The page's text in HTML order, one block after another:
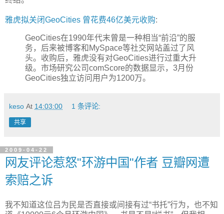
雅虎拟关闭GeoCities 曾花费46亿美元收购:
GeoCities在1990年代末曾是一种相当“前沿”的服
务，后来被博客和MySpace等社交网站盖过了风
头。收购后，雅虎没有对GeoCities进行过重大升
级。市场研究公司comScore的数据显示，3月份
GeoCities独立访问用户为1200万。
keso At 14:03:00 1 条评论:
共享
2009-04-22
网友评论惹怒"环游中国"作者 豆瓣网遭
索赔之诉
我不知道这位吕为民是否直接或间接有过“书托”行为，也不知